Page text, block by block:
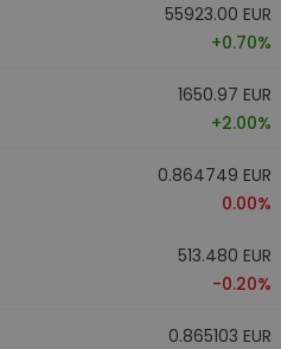
55923.00 EUR
+0.70%
1650.97 EUR
+2.00%
0.864749 EUR
0.00%
513.480 EUR
-0.20%
0.865103 EUR